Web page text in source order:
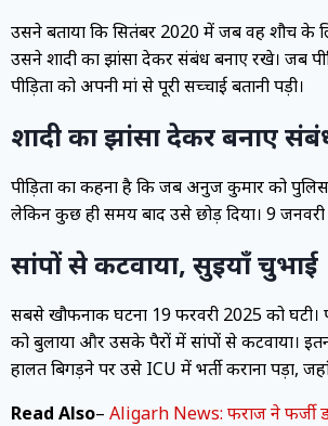
उसने बताया कि सितंबर 2020 में जब वह शौच के
उसने शादी का झांसा देकर संबंध बनाए रखे। जब
पीड़िता को अपनी मां से पूरी सच्चाई बतानी पड़ी।
शादी का झांसा देकर बनाए
पीड़िता का कहना है कि जब अनुज कुमार को पुलिस
लेकिन कुछ ही समय बाद उसे छोड़ दिया। 9
सांपों से कटवाया, सुइयाँ चुभाई
सबसे खौफनाक घटना 19 फरवरी 2025 को
को बुलाया और उसके पैरों में सांपों से कटवाया।
हालत बिगड़ने पर उसे ICU में भर्ती कराना पड़ा,
Read Also– Aligarh News: फराज ने फर्जी